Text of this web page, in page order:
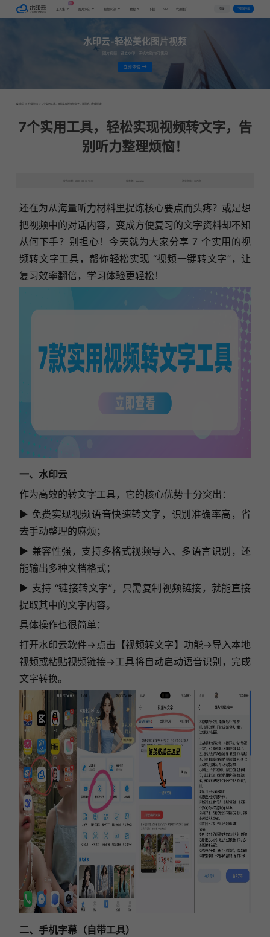
工具集 图片水印 视频水印 教程 下载 VIP 代理推广 登录 下载客户端
水印云-轻松美化图片视频
图片视频一键去水印，手机电脑均可使用
立即体验
首页 > 行业资讯 > 7个实用工具，轻松实现视频转文字，告别听力整理烦恼！
7个实用工具，轻松实现视频转文字，告
别听力整理烦恼！
发布日期：2025-08-30 10:59 发表者：qianqian 浏览次数：3071次
还在为从海量听力材料里提炼核心要点而头疼？或是想
把视频中的对话内容，变成方便复习的文字资料却不知
从何下手？ 别担心！今天就为大家分享 7 个实用的视
频转文字工具，帮你轻松实现 “视频一键转文字”，让
复习效率翻倍，学习体验更轻松！
一、水印云
作为高效的转文字工具，它的核心优势十分突出：
▶ 免费实现视频语音快速转文字，识别准确率高，省
去手动整理的麻烦；
▶ 兼容性强，支持多格式视频导入、多语言识别，还
能输出多种文档格式；
▶ 支持 “链接转文字”，只需复制视频链接，就能直接
提取其中的文字内容。
具体操作也很简单：
打开水印云软件→点击【视频转文字】功能→导入本地
视频或粘贴视频链接→工具将自动启动语音识别，完成
文字转换。
二、手机字幕（自带工具）